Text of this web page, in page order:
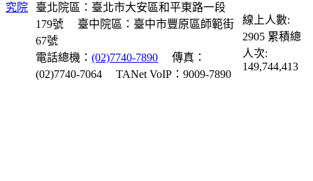
臺北院區：臺北市大安區和平東路一段
179號
臺中院區：臺中市豐原區師範街
67號
電話總機：(02)7740-7890
傳真：
(02)7740-7064
TANet VoIP：9009-7890
線上人數:
2905 累積總
人次:
149,744,413